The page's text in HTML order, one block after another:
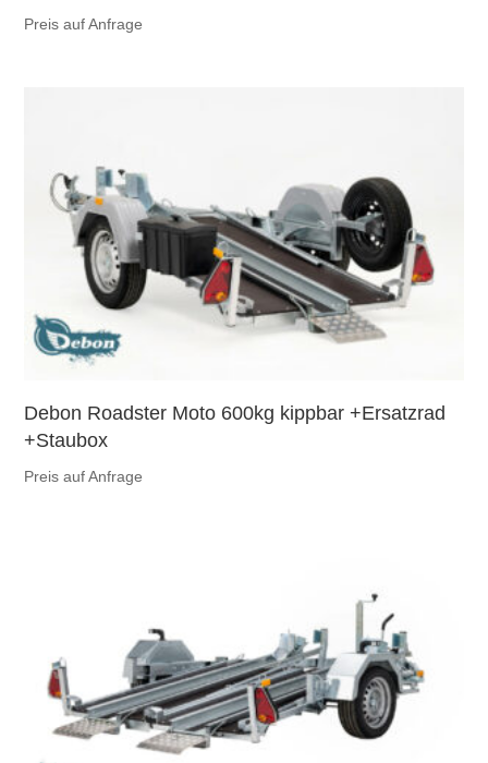
Preis auf Anfrage
Debon Roadster Moto 600kg kippbar +Ersatzrad
+Staubox
Preis auf Anfrage